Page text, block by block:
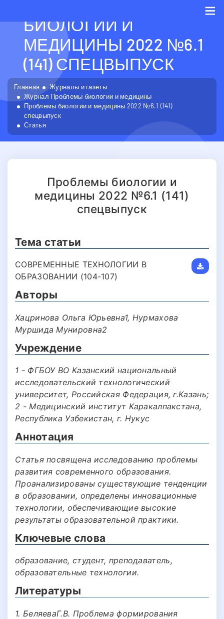
БИОЛОГИИ И
МЕДИЦИНЫ 2022 №6.1
(141) СПЕЦВЫПУСК
Главная
Журналы и газеты
Журнал Проблемы биологии и медицины
Проблемы биологии и медицины 2022 №6.1 (141)
спецвыпуск
Статья
Проблемы биологии и
медицины 2022 №6.1 (141)
спецвыпуск
Тема статьи
СОВРЕМЕННЫЕ ТЕХНОЛОГИИ В
ОБРАЗОВАНИИ (104-107)
Авторы
Хацринова Ольга Юрьевна1, Нурмахова
Муршида Мунировна2
Учреждение
1 - ФГБОУ ВО Казанский национальный
исследовательский технологический
университет, Российская Федерация, г.Казань;
2 - Медицинский институт Каракалпакстана,
Республика Узбекистан, г. Нукус
Аннотация
Статья посвящена исследованию проблемы
развития современного образования.
Проанализированы существующие тенденции
в образовании, определены инновационные
технологии, обеспечивающие высокие
результаты образовательной практики.
Ключевые слова
образование, студент, преподаватель,
образовательные технологии.
Литературы
1. БеляеваГ.В. Проблема формирования